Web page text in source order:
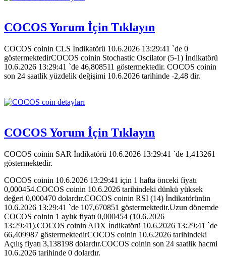
COCOS Yorum İçin Tıklayın
COCOS coinin CLS İndikatörü 10.6.2026 13:29:41 `de 0
göstermektedirCOCOS coinin Stochastic Oscilator (5-1) İndikatörü
10.6.2026 13:29:41 `de 46,808511 göstermektedir. COCOS coinin
son 24 saatlik yüzdelik değişimi 10.6.2026 tarihinde -2,48 dir.
COCOS Yorum İçin Tıklayın
COCOS coinin SAR İndikatörü 10.6.2026 13:29:41 `de 1,413261
göstermektedir.
COCOS coinin 10.6.2026 13:29:41 için 1 hafta önceki fiyatı
0,000454.COCOS coinin 10.6.2026 tarihindeki dünkü yüksek
değeri 0,000470 dolardır.COCOS coinin RSI (14) İndikatörünün
10.6.2026 13:29:41 `de 107,670851 göstermektedir.Uzun dönemde
COCOS coinin 1 aylık fiyatı 0,000454 (10.6.2026
13:29:41).COCOS coinin ADX İndikatörü 10.6.2026 13:29:41 `de
66,409987 göstermektedirCOCOS coinin 10.6.2026 tarihindeki
Açılış fiyatı 3,138198 dolardır.COCOS coinin son 24 saatlik hacmi
10.6.2026 tarihinde 0 dolardır.